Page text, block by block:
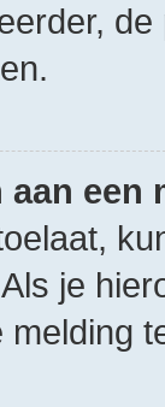
een
je